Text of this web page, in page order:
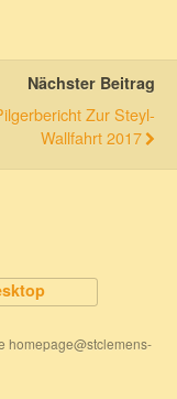
Nächster Beitrag
Zur Steyl-
Wallfahrt 2017
homepage@stclemens-